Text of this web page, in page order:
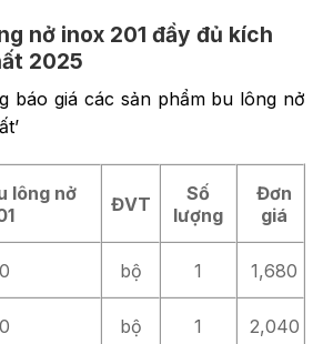
nở inox 201 đầy đủ kích
2025
báo giá các sản phẩm bu lông nở
lông nở
ĐVT
Số
lượng
Đơn
giá
bộ 1 1,680
bộ 1 2,040